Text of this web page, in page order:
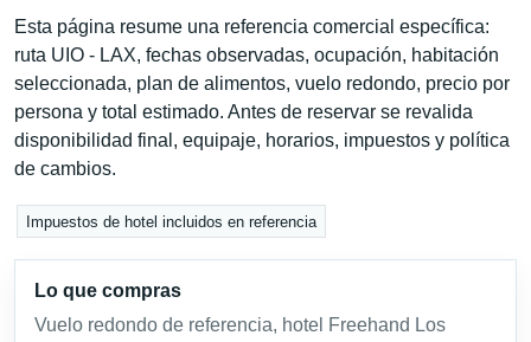
Esta página resume una referencia comercial específica:
ruta UIO - LAX, fechas observadas, ocupación, habitación
seleccionada, plan de alimentos, vuelo redondo, precio por
persona y total estimado. Antes de reservar se revalida
disponibilidad final, equipaje, horarios, impuestos y política
de cambios.
Impuestos de hotel incluidos en referencia
Lo que compras
Vuelo redondo de referencia, hotel Freehand Los